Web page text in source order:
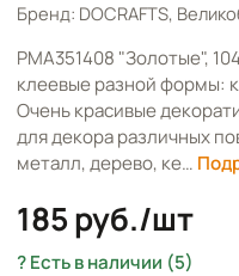
Бренд: DOCRAFTS,
PMA351408 "Золотые",
клеевые разной формы:
Очень красивые
для декора различных
металл, дерево, ке…
185 руб./шт
Есть в наличии (5)